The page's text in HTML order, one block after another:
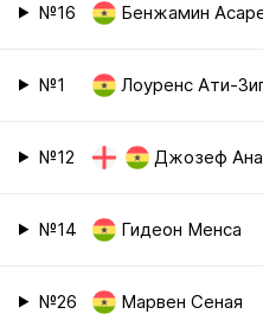
№16 Бенжамин
№1 Лоуренс Ати-
№12 Джозеф
№14 Гидеон Менса
№26 Марвен Сеная